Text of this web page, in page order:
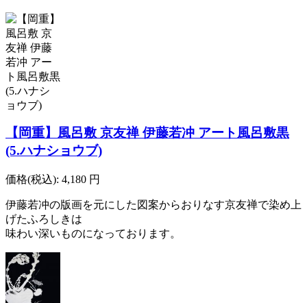
【岡重】風呂敷 京友禅 伊藤若冲 アート風呂敷黒
(5.ハナショウブ)
価格(税込): 4,180 円
伊藤若冲の版画を元にした図案からおりなす京友禅で染め上
げたふろしきは
味わい深いものになっております。